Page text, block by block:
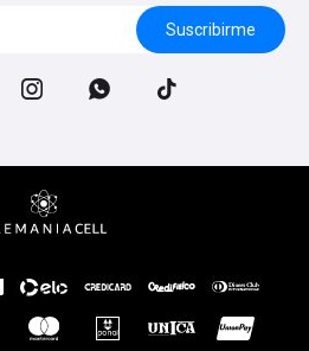
Suscribirme
  